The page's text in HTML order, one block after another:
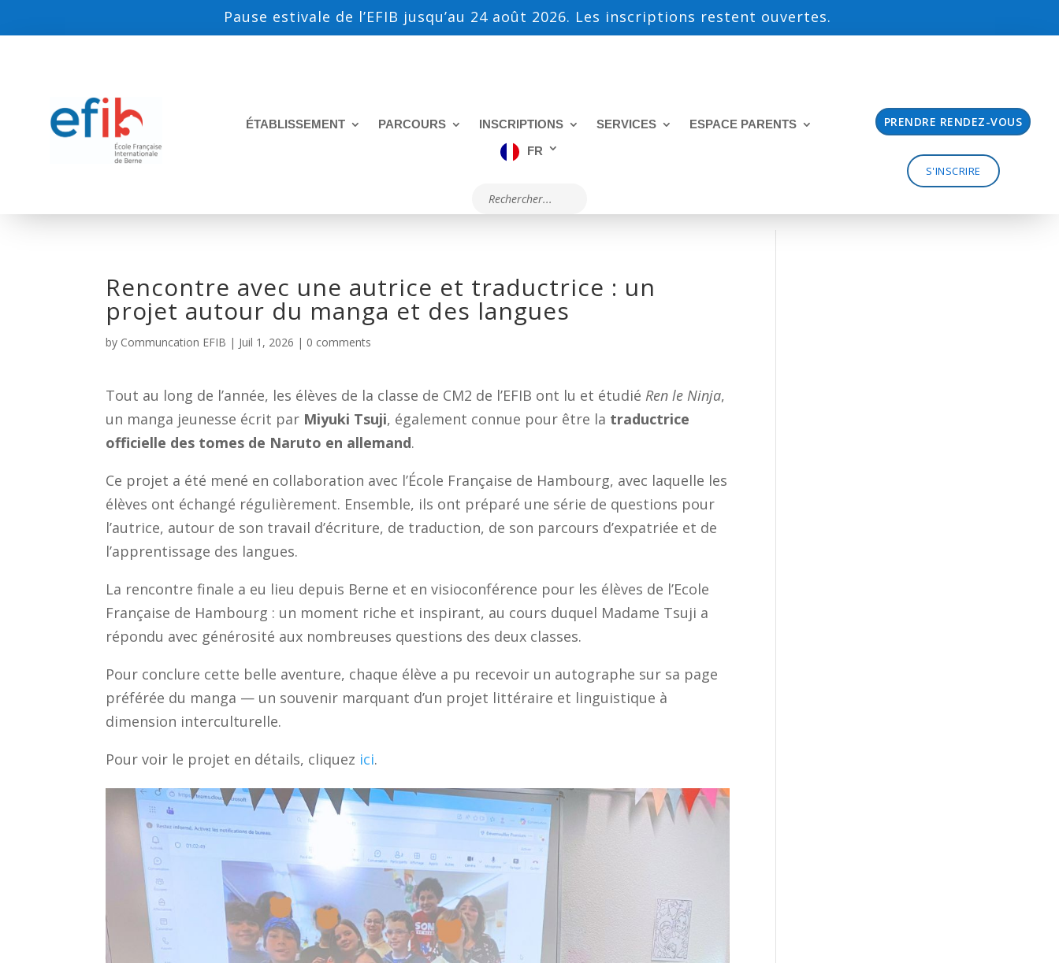
Pause estivale de l’EFIB jusqu’au 24 août 2026. Les inscriptions restent ouvertes.
ÉTABLISSEMENT PARCOURS INSCRIPTIONS SERVICES
ESPACE PARENTS
FR
PRENDRE RENDEZ-VOUS
S'INSCRIRE
Rencontre avec une autrice et traductrice : un
projet autour du manga et des langues
by Communcation EFIB | Juil 1, 2026 | 0 comments
Tout au long de l’année, les élèves de la classe de CM2 de l’EFIB ont lu et étudié Ren le Ninja,
un manga jeunesse écrit par Miyuki Tsuji, également connue pour être la traductrice
officielle des tomes de Naruto en allemand.
Ce projet a été mené en collaboration avec l’École Française de Hambourg, avec laquelle les
élèves ont échangé régulièrement. Ensemble, ils ont préparé une série de questions pour
l’autrice, autour de son travail d’écriture, de traduction, de son parcours d’expatriée et de
l’apprentissage des langues.
La rencontre finale a eu lieu depuis Berne et en visioconférence pour les élèves de l’Ecole
Française de Hambourg : un moment riche et inspirant, au cours duquel Madame Tsuji a
répondu avec générosité aux nombreuses questions des deux classes.
Pour conclure cette belle aventure, chaque élève a pu recevoir un autographe sur sa page
préférée du manga — un souvenir marquant d’un projet littéraire et linguistique à
dimension interculturelle.
Pour voir le projet en détails, cliquez ici.